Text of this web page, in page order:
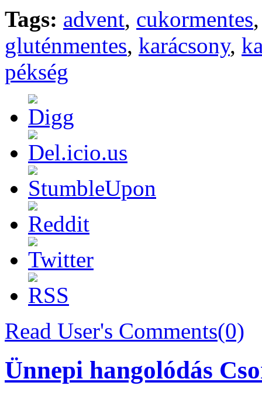
Tags: advent, cukormentes
gluténmentes, karácsony,
pékség
Read User's Comments(0)
Ünnepi hangolódás